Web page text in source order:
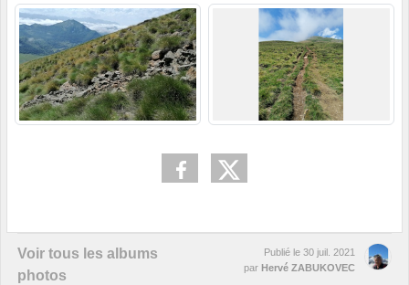
Voir tous les albums
photos
Publié le 30 juil. 2021
par Hervé ZABUKOVEC